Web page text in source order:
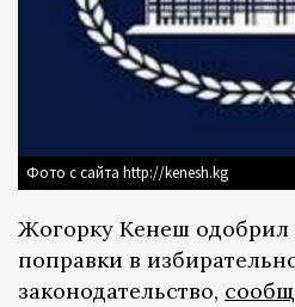
Фото с сайта http://kenesh.kg
Жогорку Кенеш одобрил
поправки в
законодательство,